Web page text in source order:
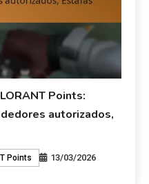
Points:
autorizados,
Points
13/03/2026